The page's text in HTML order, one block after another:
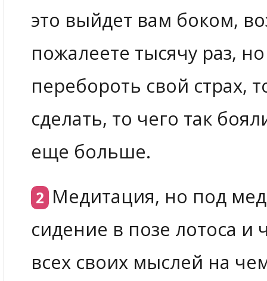
это выйдет вам боком,
пожалеете тысячу раз,
перебороть свой страх,
сделать, то чего так
еще больше.
Медитация, но под
сидение в позе лотоса и
всех своих мыслей на